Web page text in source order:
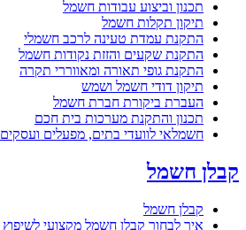
תכנון וביצוע עבודות חשמל
תיקון תקלות חשמל
התקנת עמדת טעינה לרכב חשמלי
התקנת שקעים והזזת נקודות חשמל
התקנת גופי תאורה ומאווררי תקרה
תיקון דודי חשמל ושמש
העברת ביקורת חברת חשמל
תכנון והתקנת מערכות בית חכם
חשמלאי לוועדי בתים, מפעלים ועסקים
קבלן חשמל
קבלן חשמל
איך לבחור קבלן חשמל מקצועי לשיפוץ